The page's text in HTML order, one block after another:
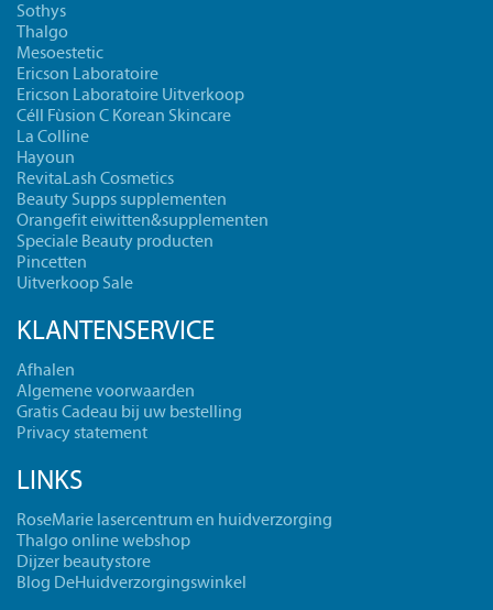
Sothys
Thalgo
Mesoestetic
Ericson Laboratoire
Ericson Laboratoire Uitverkoop
Céll Fùsion C Korean Skincare
La Colline
Hayoun
RevitaLash Cosmetics
Beauty Supps supplementen
Orangefit eiwitten&supplementen
Speciale Beauty producten
Pincetten
Uitverkoop Sale
KLANTENSERVICE
Afhalen
Algemene voorwaarden
Gratis Cadeau bij uw bestelling
Privacy statement
LINKS
RoseMarie lasercentrum en huidverzorging
Thalgo online webshop
Dijzer beautystore
Blog DeHuidverzorgingswinkel